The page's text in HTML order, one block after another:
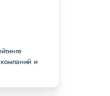
в рейтинге
компаний и